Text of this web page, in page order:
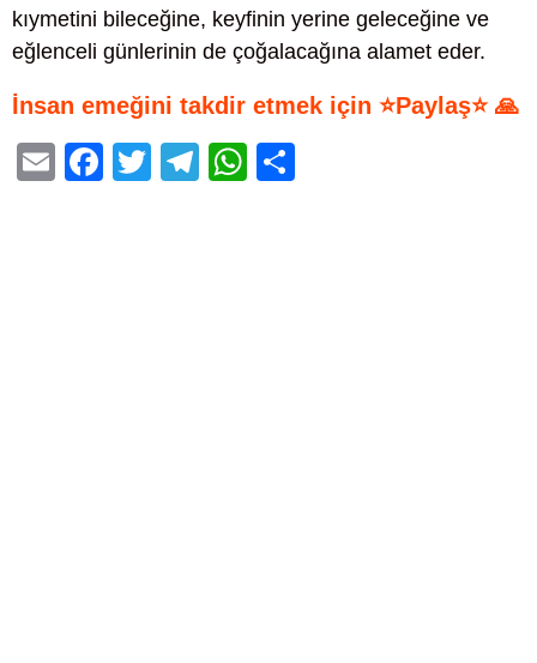
kıymetini bileceğine, keyfinin yerine geleceğine ve
eğlenceli günlerinin de çoğalacağına alamet eder.
İnsan emeğini takdir etmek için ⭐Paylaş⭐ 🙏
E
F
T
T
W